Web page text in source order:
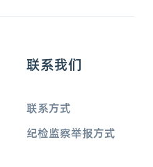
联系我们
联系方式
纪检监察举报方式